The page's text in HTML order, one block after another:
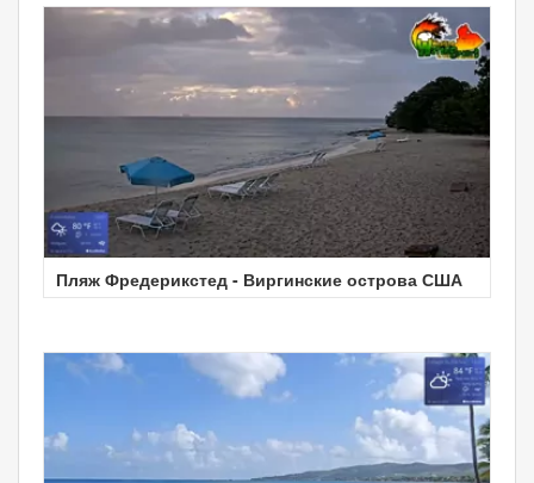
Пляж Фредерикстед - Виргинские острова США